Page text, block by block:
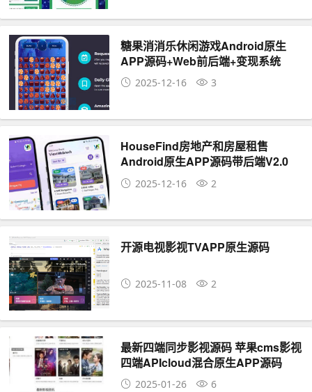
糖果消消乐休闲游戏Android原生
APP源码+Web前后端+变现系统
2025-12-16 3
HouseFind房地产和房屋租售
Android原生APP源码带后端V2.0
2025-12-16 2
开源电视影视TVAPP原生源码
2025-11-08 2
最新四端同步影视源码 苹果cms影视
四端APIcloud混合原生APP源码
2025-01-26 6